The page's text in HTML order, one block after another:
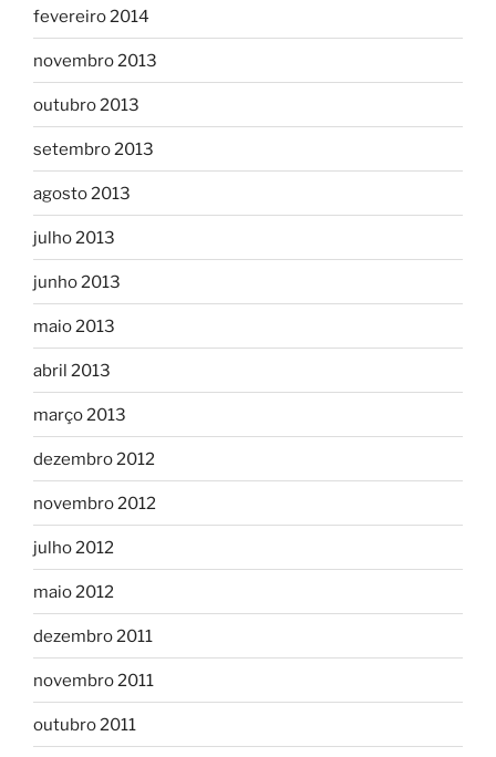
fevereiro 2014
novembro 2013
outubro 2013
setembro 2013
agosto 2013
julho 2013
junho 2013
maio 2013
abril 2013
março 2013
dezembro 2012
novembro 2012
julho 2012
maio 2012
dezembro 2011
novembro 2011
outubro 2011